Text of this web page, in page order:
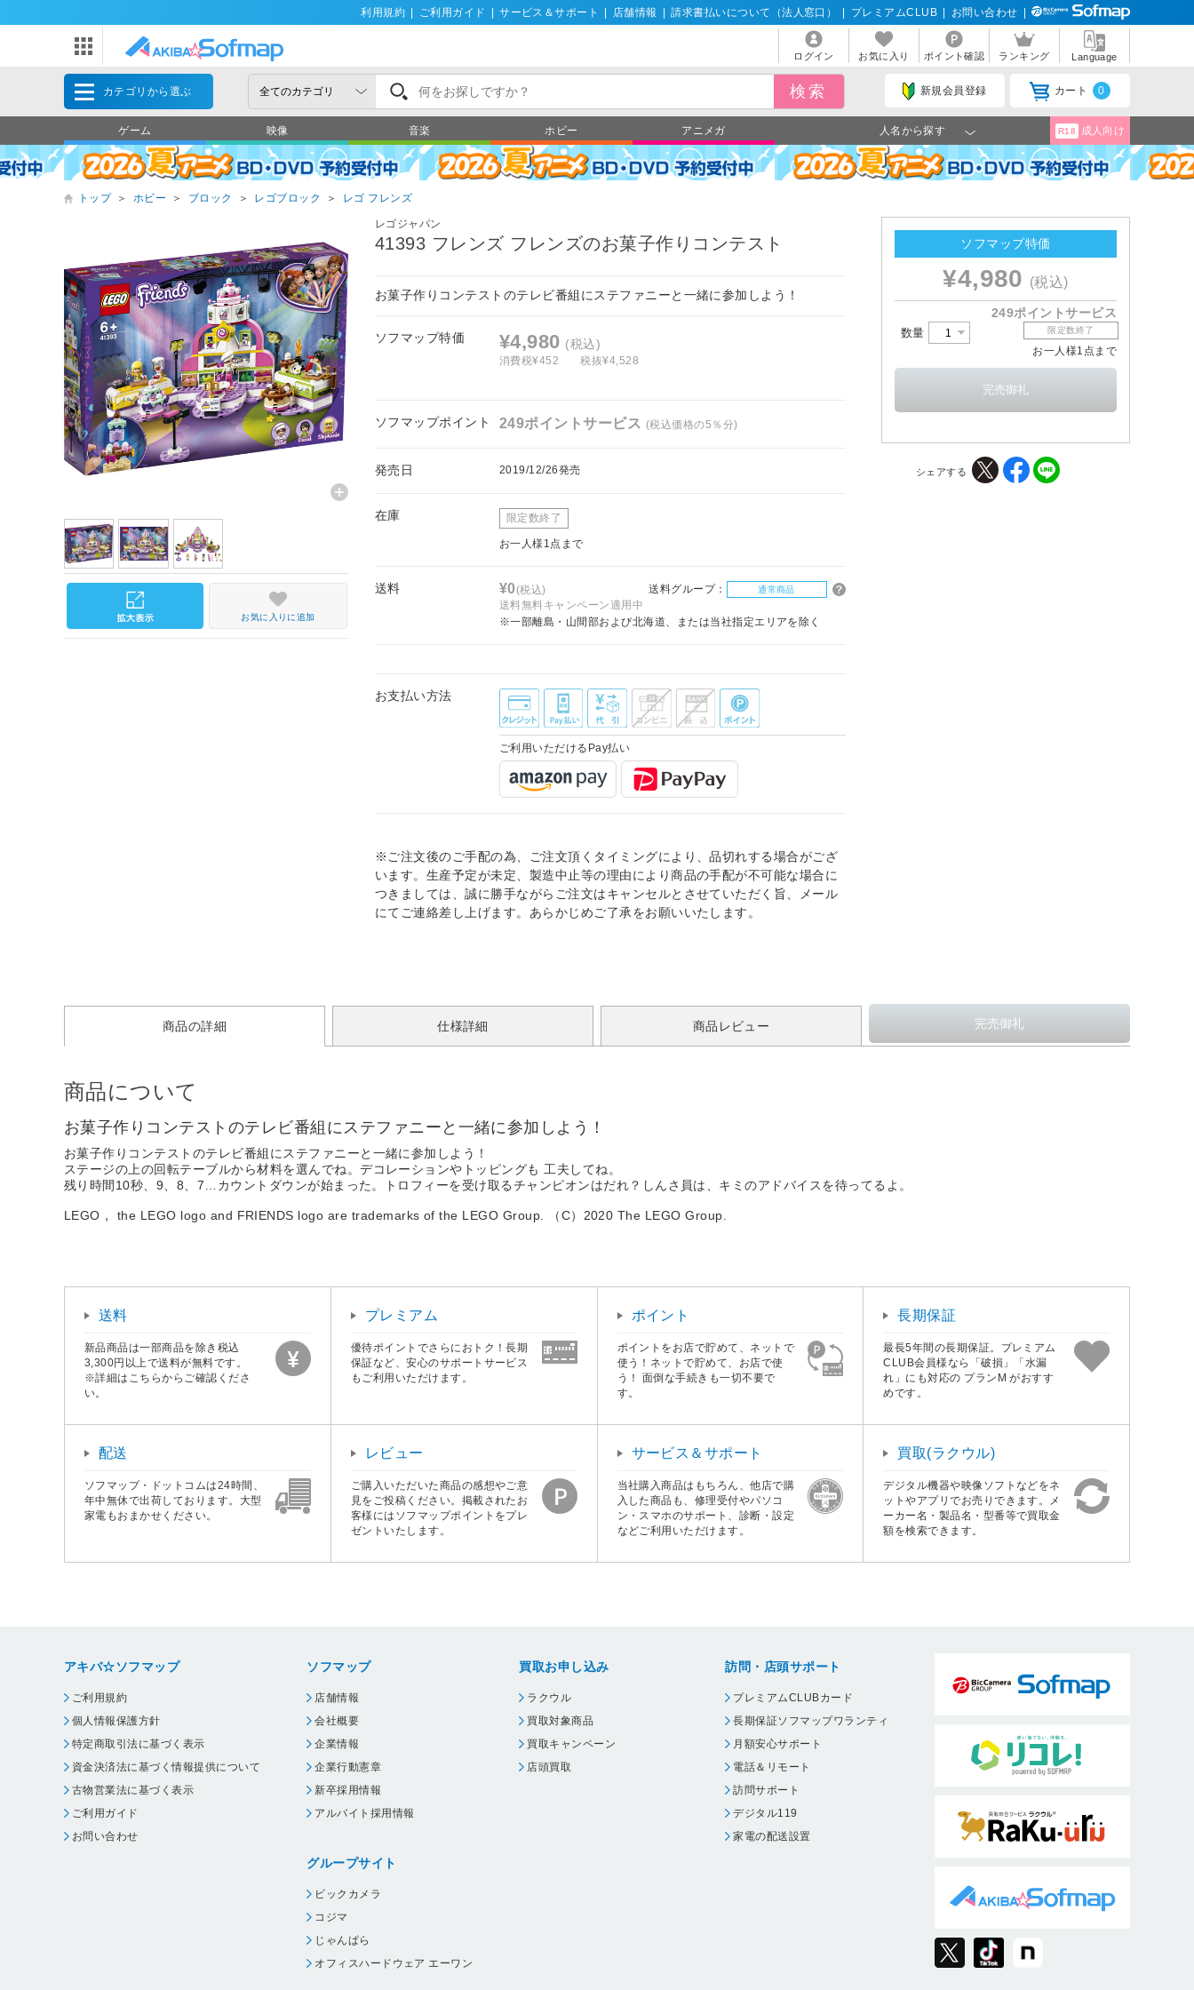
利用規約 ご利用ガイド サービス＆サポート 店舗情報 請求書払いについて（法人窓口） プレミアムCLUB お問い合わせ
ログイン お気に入り ポイント確認 ランキング Language
カテゴリから選ぶ 新規会員登録 カート 0
ゲーム 映像 音楽 ホビー アニメガ 人名から探す R18 成人向け
トップ ＞ ホビー ＞ ブロック ＞ レゴブロック ＞ レゴ フレンズ
レゴジャパン
41393 フレンズ フレンズのお菓子作りコンテスト
お菓子作りコンテストのテレビ番組にステファニーと一緒に参加しよう！
ソフマップ特価 ¥4,980 (税込)
消費税¥452 税抜¥4,528
ソフマップポイント 249ポイントサービス (税込価格の5％分)
発売日 2019/12/26発売
在庫 限定数終了
お一人様1点まで
送料 ¥0(税込) 送料グループ： 通常商品
送料無料キャンペーン適用中
※一部離島・山間部および北海道、または当社指定エリアを除く
お支払い方法
ご利用いただけるPay払い
※ご注文後のご手配の為、ご注文頂くタイミングにより、品切れする場合がござ
います。生産予定が未定、製造中止等の理由により商品の手配が不可能な場合に
つきましては、誠に勝手ながらご注文はキャンセルとさせていただく旨、メール
にてご連絡差し上げます。あらかじめご了承をお願いいたします。
お気に入りに追加
ソフマップ特価
¥4,980 (税込)
249ポイントサービス
数量 限定数終了
お一人様1点まで
シェアする
商品の詳細 仕様詳細 商品レビュー
商品について
お菓子作りコンテストのテレビ番組にステファニーと一緒に参加しよう！
お菓子作りコンテストのテレビ番組にステファニーと一緒に参加しよう！
ステージの上の回転テーブルから材料を選んでね。デコレーションやトッピングも 工夫してね。
残り時間10秒、9、8、7…カウントダウンが始まった。トロフィーを受け取るチャンピオンはだれ？しんさ員は、キミのアドバイスを待ってるよ。
LEGO， the LEGO logo and FRIENDS logo are trademarks of the LEGO Group. （C）2020 The LEGO Group.
送料
新品商品は一部商品を除き税込
3,300円以上で送料が無料です。
※詳細はこちらからご確認くださ
い。
プレミアム
優待ポイントでさらにおトク！長期
保証など、安心のサポートサービス
もご利用いただけます。
ポイント
ポイントをお店で貯めて、ネットで
使う！ネットで貯めて、お店で使
う！ 面倒な手続きも一切不要で
す。
長期保証
最長5年間の長期保証。プレミアム
CLUB会員様なら「破損」「水漏
れ」にも対応の プランM がおすす
めです。
配送
ソフマップ・ドットコムは24時間、
年中無休で出荷しております。大型
家電もおまかせください。
レビュー
ご購入いただいた商品の感想やご意
見をご投稿ください。掲載されたお
客様にはソフマップポイントをプレ
ゼントいたします。
サービス＆サポート
当社購入商品はもちろん、他店で購
入した商品も、修理受付やパソコ
ン・スマホのサポート、診断・設定
などご利用いただけます。
買取(ラクウル)
デジタル機器や映像ソフトなどをネ
ットやアプリでお売りできます。メ
ーカー名・製品名・型番等で買取金
額を検索できます。
アキバ☆ソフマップ
ご利用規約
個人情報保護方針
特定商取引法に基づく表示
資金決済法に基づく情報提供について
古物営業法に基づく表示
ご利用ガイド
お問い合わせ
ソフマップ
店舗情報
会社概要
企業情報
企業行動憲章
新卒採用情報
アルバイト採用情報
グループサイト
ビックカメラ
コジマ
じゃんぱら
オフィスハードウェア エーワン
買取お申し込み
ラクウル
買取対象商品
買取キャンペーン
店頭買取
訪問・店頭サポート
プレミアムCLUBカード
長期保証ソフマップワランティ
月額安心サポート
電話＆リモート
訪問サポート
デジタル119
家電の配送設置